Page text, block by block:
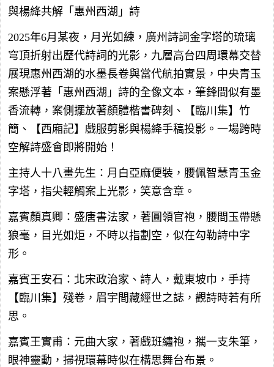
與楊絳共解「惠州西湖」詩
2025年6月某夜，月光如練，廣州詩詞金字塔的琉璃
穹頂折射出歷代詩詞的光影，九層高台四周環幕交替
展現惠州西湖的水墨長卷與當代航拍實景，中央青玉
案懸浮著「惠州西湖」詩的全像文本，筆鋒間似有墨
香流轉，案側擺放著顏體楷書碑刻、【臨川集】竹
簡、【西廂記】戲服剪影與楊絳手稿投影。一場跨時
空解詩盛會即將開始！
主持人十八畫先生：月白亞麻便裝，腰佩智慧青玉金
字塔，指尖輕觸案上光影，笑意含章。
嘉賓顏真卿：盛唐書法家，著圓領官袍，腰間玉帶懸
狼毫，目光如炬，不時以指劃空，似在勾勒詩中字
形。
嘉賓王安石：北宋政治家、詩人，戴東坡巾，手持
【臨川集】殘卷，眉宇間藏經世之誌，觀詩時若有所
思。
嘉賓王實甫：元曲大家，著戲班繡袍，攜一支朱筆，
眼神靈動，掃視環幕時似在構思舞台布景。